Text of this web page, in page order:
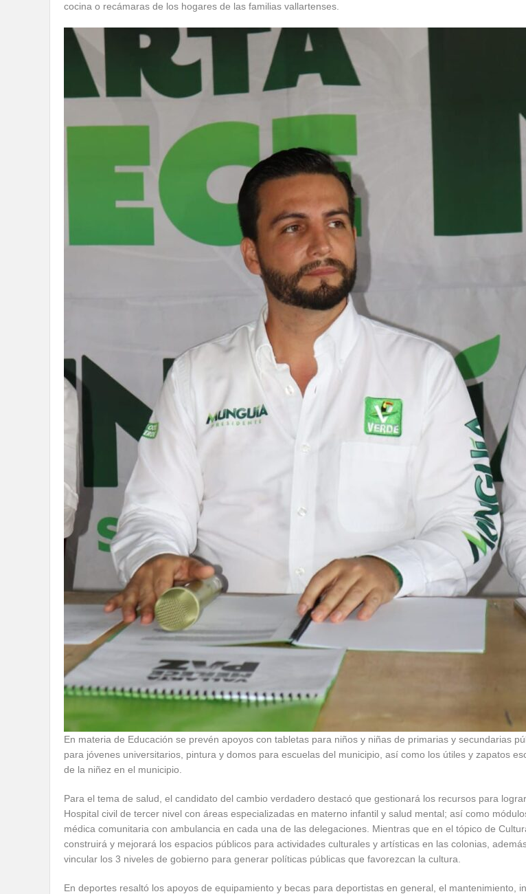
cocina o recámaras de los hogares de las familias vallartenses.
En materia de Educación se prevén apoyos con tabletas para niños y niñas de primarias y secundarias
para jóvenes universitarios, pintura y domos para escuelas del municipio, así como los útiles y zapatos
de la niñez en el municipio.
Para el tema de salud, el candidato del cambio verdadero destacó que gestionará los recursos para
Hospital civil de tercer nivel con áreas especializadas en materno infantil y salud mental; así como
médica comunitaria con ambulancia en cada una de las delegaciones. Mientras que en el tópico de
construirá y mejorará los espacios públicos para actividades culturales y artísticas en las colonias,
vincular los 3 niveles de gobierno para generar políticas públicas que favorezcan la cultura.
En deportes resaltó los apoyos de equipamiento y becas para deportistas en general, el mantenimiento,